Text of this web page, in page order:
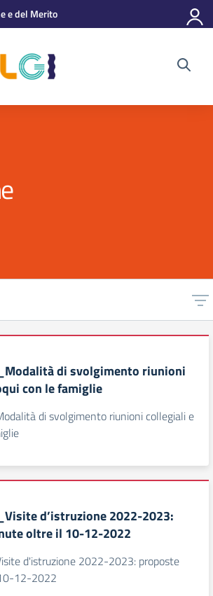
e del Merito
di svolgimento riunioni
con le famiglie
di svolgimento riunioni collegiali e
d’istruzione 2022-2023:
oltre il 10-12-2022
d'istruzione 2022-2023: proposte
12-2022